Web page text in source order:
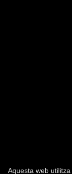
Aquesta web